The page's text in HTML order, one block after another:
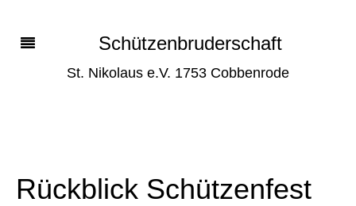
Schützenbruderschaft
St. Nikolaus e.V. 1753 Cobbenrode
Rückblick Schützenfest